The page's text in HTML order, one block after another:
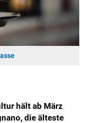
hält ab März
die älteste